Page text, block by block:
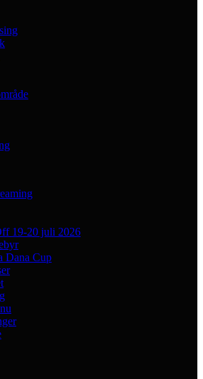
19-20 juli 2026
Dana Cup